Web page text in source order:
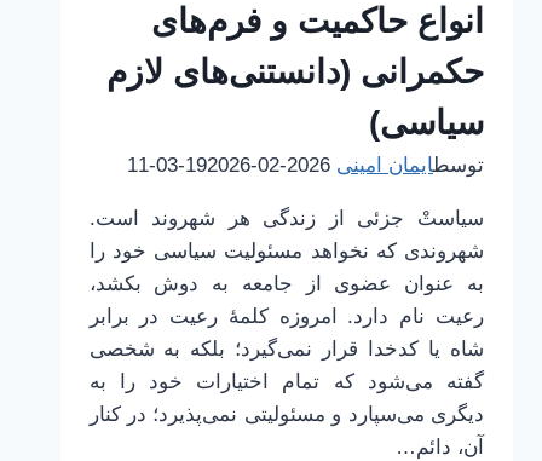
انواع حاکمیت و فرم‌های
حکمرانی (دانستنی‌های لازم
سیاسی)
توسطایمان امینی 2026-02-19
2026-03-11
سیاستْ جزئی از زندگی هر شهروند است.
شهروندی که نخواهد مسئولیت سیاسی خود را
به عنوان عضوی از جامعه به دوش بکشد،
رعیت نام دارد. امروزه کلمهٔ رعیت در برابر
شاه یا کدخدا قرار نمی‌گیرد؛ بلکه به شخصی
گفته می‌شود که تمام اختیارات خود را به
دیگری می‌سپارد و مسئولیتی نمی‌پذیرد؛ در کنار
آن، دائم…